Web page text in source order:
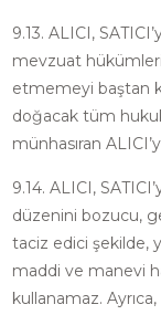
9.13. ALICI,
mevzuat
etmemeyi baştan
doğacak tüm
münhasıran
9.14. ALICI,
düzenini bozucu,
taciz edici şekilde,
maddi ve manevi
kullanamaz.